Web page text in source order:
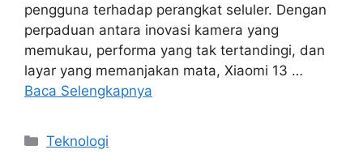
pengguna terhadap perangkat seluler. Dengan
perpaduan antara inovasi kamera yang
memukau, performa yang tak tertandingi, dan
layar yang memanjakan mata, Xiaomi 13 …
Baca Selengkapnya
Kategori
Teknologi